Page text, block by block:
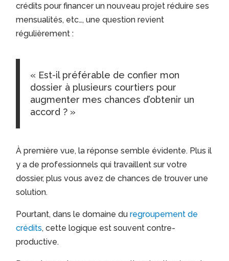
crédits pour financer un nouveau projet réduire ses
mensualités, etc…, une question revient
régulièrement :
« Est-il préférable de confier mon
dossier à plusieurs courtiers pour
augmenter mes chances d’obtenir un
accord ? »
À première vue, la réponse semble évidente. Plus il
y a de professionnels qui travaillent sur votre
dossier, plus vous avez de chances de trouver une
solution.
Pourtant, dans le domaine duregroupement de
crédits, cette logique est souvent contre-
productive.